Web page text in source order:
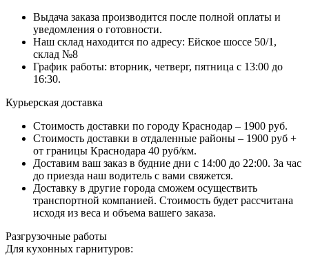
Выдача заказа производится после полной оплаты и
уведомления о готовности.
Наш склад находится по адресу: Ейское шоссе 50/1,
склад №8
График работы: вторник, четверг, пятница с 13:00 до
16:30.
Курьерская доставка
Стоимость доставки по городу Краснодар – 1900 руб.
Стоимость доставки в отдаленные районы – 1900 руб +
от границы Краснодара 40 руб/км.
Доставим ваш заказ в будние дни с 14:00 до 22:00. За час
до приезда наш водитель с вами свяжется.
Доставку в другие города сможем осуществить
транспортной компанией. Стоимость будет рассчитана
исходя из веса и объема вашего заказа.
Разгрузочные работы
Для кухонных гарнитуров: